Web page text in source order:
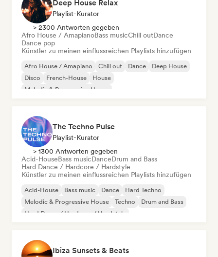
Deep House Relax
Playlist-Kurator
> 2300 Antworten gegeben
Afro House / AmapianoBass musicChill outDance
Dance pop
Künstler zu meinen einflussreichen Playlists hinzufügen
Afro House / Amapiano Chill out Dance
Deep House
Disco
French-House
House
Melodic & Progressive House
The Techno Pulse
Playlist-Kurator
> 1300 Antworten gegeben
Acid-HouseBass musicDanceDrum and Bass
Hard Dance / Hardcore / Hardstyle
Künstler zu meinen einflussreichen Playlists hinzufügen
Acid-House Bass music Dance
Hard Techno
Melodic & Progressive House
Techno
Drum and Bass
Hard Dance / Hardcore / Hardstyle
Ibiza Sunsets & Beats